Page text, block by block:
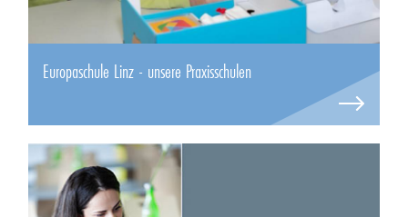
Europaschule Linz - unsere Praxisschulen